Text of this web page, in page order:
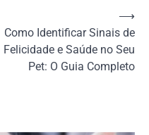
Como Identificar Sinais de
Felicidade e Saúde no Seu
Pet: O Guia Completo
⟶